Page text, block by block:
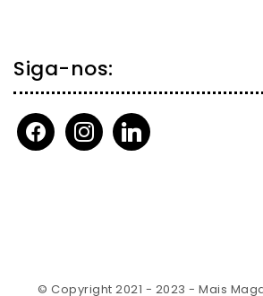
Siga-nos:
facebookinstagramlinkedin
© Copyright 2021 - 2023 - Mais